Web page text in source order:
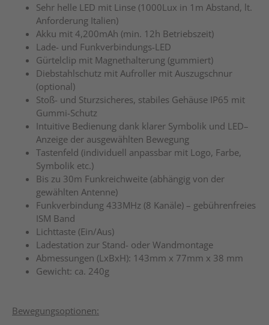
Sehr helle LED mit Linse (1000Lux in 1m Abstand, lt.
Anforderung Italien)
Akku mit 4,200mAh (min. 12h Betriebszeit)
Lade- und Funkverbindungs-LED
Gürtelclip mit Magnethalterung (gummiert)
Diebstahlschutz mit Aufroller mit Auszugschnur
(optional)
Stoß- und Sturzsicheres, stabiles Gehäuse IP65 mit
Gummi-Schutz
Intuitive Bedienung dank klarer Symbolik und LED–
Anzeige der ausgewählten Bewegung
Tastenfeld (individuell anpassbar mit Logo, Farbe,
Symbolik etc.)
Bis zu 30m Funkreichweite (abhängig von der
gewählten Antenne)
Funkverbindung 433MHz (8 Kanäle) – gebührenfreies
ISM Band
Lichttaste (Ein/Aus)
Ladestation zur Stand- oder Wandmontage
Abmessungen (LxBxH): 143mm x 77mm x 38 mm
Gewicht: ca. 240g
Bewegungsoptionen: